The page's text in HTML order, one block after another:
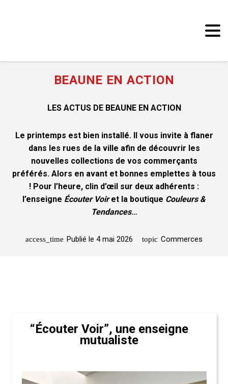
BEAUNE EN ACTION
LES ACTUS DE BEAUNE EN ACTION
Le printemps est bien installé. Il vous invite à flaner
dans les rues de la ville afin de découvrir les
nouvelles collections de vos commerçants
préférés. Alors en avant et bonnes emplettes à tous
! Pour l’heure, clin d’œil sur deux adhérents :
l’enseigne Écouter Voiret la boutique Couleurs &
Tendances…
access_time Publié le 4 mai 2026 topic Commerces
“Écouter Voir”, une enseigne
mutualiste